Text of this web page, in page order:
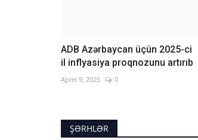
ADB Azərbaycan üçün 2025-ci
il inflyasiya proqnozunu artırıb
Aprel 9, 2025 0
ŞƏRHLƏR